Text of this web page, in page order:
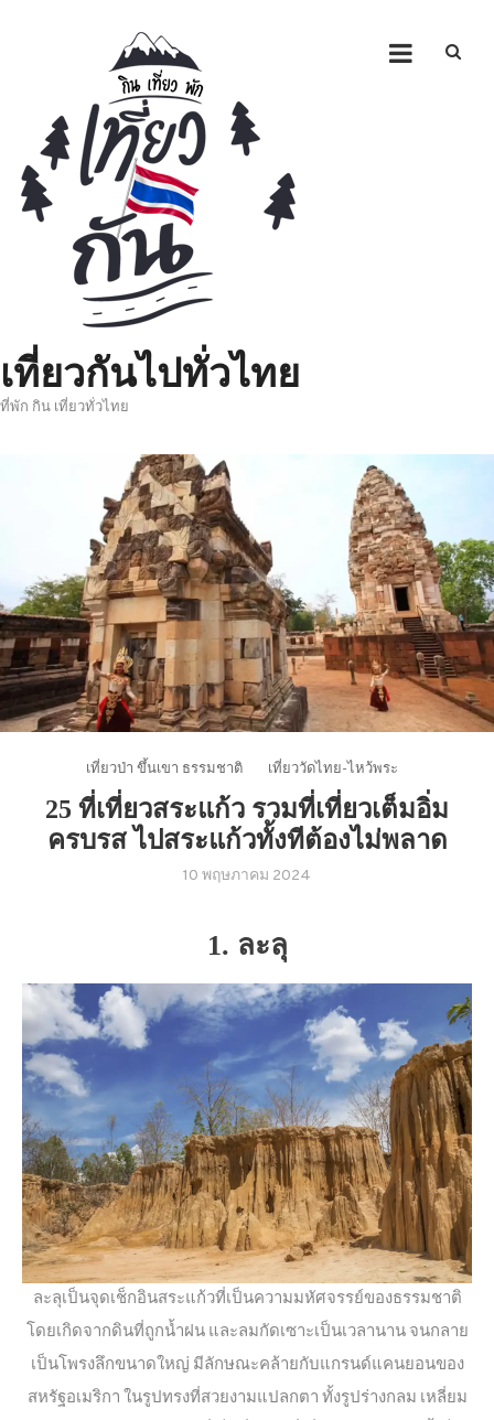
เที่ยวกันไปทั่วไทย
ที่พัก กิน เที่ยวทั่วไทย
เที่ยวป่า ขึ้นเขา ธรรมชาติ เที่ยววัดไทย-ไหว้พระ
25 ที่เที่ยวสระแก้ว รวมที่เที่ยวเต็มอิ่ม
ครบรส ไปสระแก้วทั้งทีต้องไม่พลาด
10 พฤษภาคม 2024
1. ละลุ
ละลุเป็นจุดเช็กอินสระแก้วที่เป็นความมหัศจรรย์ของธรรมชาติ
โดยเกิดจากดินที่ถูกน้ำฝน และลมกัดเซาะเป็นเวลานาน จนกลาย
เป็นโพรงลึกขนาดใหญ่ มีลักษณะคล้ายกับแกรนด์แคนยอนของ
สหรัฐอเมริกา ในรูปทรงที่สวยงามแปลกตา ทั้งรูปร่างกลม เหลี่ยม